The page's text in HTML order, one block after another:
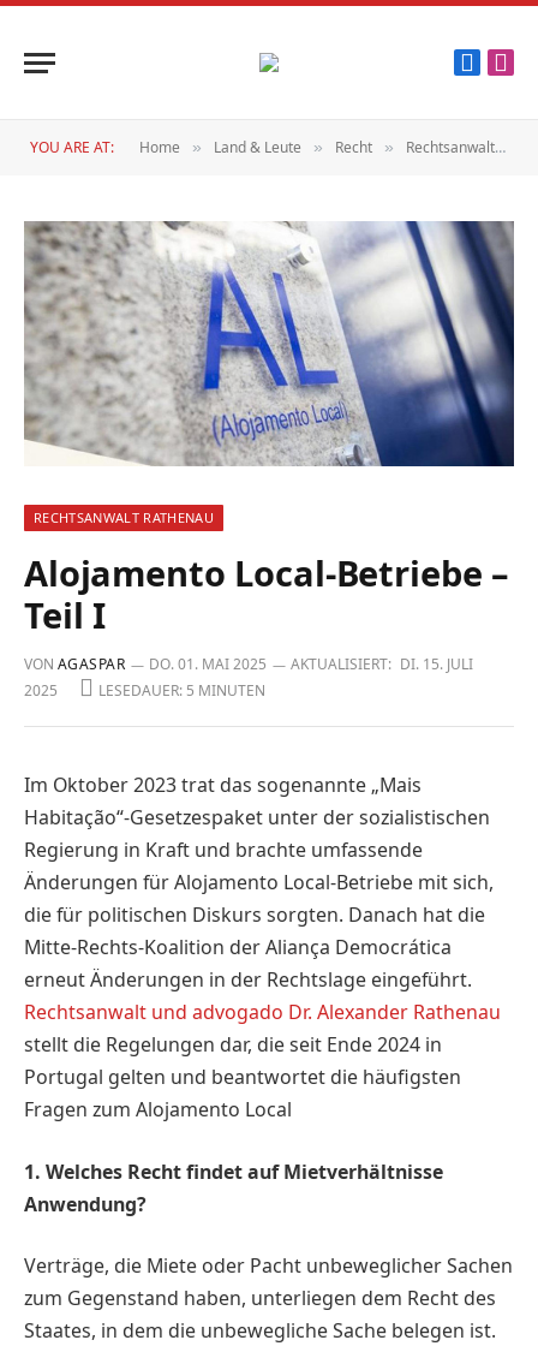
YOU ARE AT: Home » Land & Leute » Recht » Rechtsanwalt Rathenau
RECHTSANWALT RATHENAU
Alojamento Local-Betriebe –
Teil I
VON AGASPAR DO. 01. MAI 2025 AKTUALISIERT: DI. 15. JULI
2025
LESEDAUER: 5 MINUTEN
Im Oktober 2023 trat das sogenannte „Mais
Habitação“-Gesetzespaket unter der sozialistischen
Regierung in Kraft und brachte umfassende
Änderungen für Alojamento Local-Betriebe mit sich,
die für politischen Diskurs sorgten. Danach hat die
Mitte-Rechts-Koalition der Aliança Democrática
erneut Änderungen in der Rechtslage eingeführt.
Rechtsanwalt und advogado Dr. Alexander Rathenau
stellt die Regelungen dar, die seit Ende 2024 in
Portugal gelten und beantwortet die häufigsten
Fragen zum Alojamento Local
1. Welches Recht findet auf Mietverhältnisse
Anwendung?
Verträge, die Miete oder Pacht unbeweg­licher Sachen
zum Gegenstand haben, unterliegen dem Recht des
Staates, in dem die ­unbewegliche Sache belegen ist.